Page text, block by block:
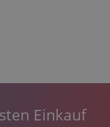
Einkauf